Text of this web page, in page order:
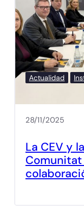
Actualidad
28/11/2025
La CEV y